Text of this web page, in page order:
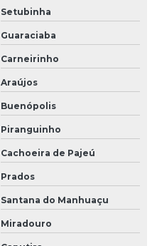
Setubinha
Guaraciaba
Carneirinho
Araújos
Buenópolis
Piranguinho
Cachoeira de Pajeú
Prados
Santana do Manhuaçu
Miradouro